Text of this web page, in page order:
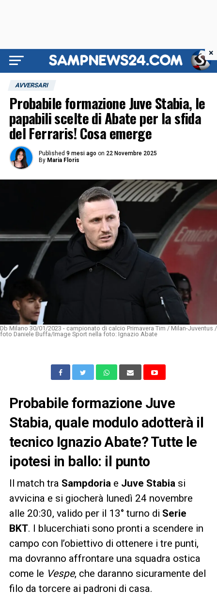
AVVERSARI
Probabile formazione Juve Stabia, le
papabili scelte di Abate per la sfida
del Ferraris! Cosa emerge
Published 9 mesi ago on 22 Novembre 2025
By Maria Floris
Db Milano 30/01/2023 - campionato di calcio Primavera Tim / Milan-Juventus /
foto Daniele Buffa/Image Sport nella foto: Ignazio Abate
Probabile formazione Juve
Stabia, quale modulo adotterà il
tecnico Ignazio Abate? Tutte le
ipotesi in ballo: il punto
Il match tra Sampdoria e Juve Stabia si
avvicina e si giocherà lunedì 24 novembre
alle 20:30, valido per il 13° turno di Serie
BKT. I blucerchiati sono pronti a scendere in
campo con l’obiettivo di ottenere i tre punti,
ma dovranno affrontare una squadra ostica
come le Vespe, che daranno sicuramente del
filo da torcere ai padroni di casa.
×